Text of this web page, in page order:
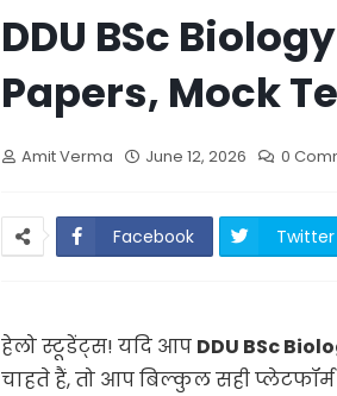
DDU BSc
Papers, Mock
Amit Verma June 12, 2026 0
Facebook Twitter
हेलो स्टूडेंट्स! यदि आप DDU BSc
चाहते हैं, तो आप बिल्कुल सही